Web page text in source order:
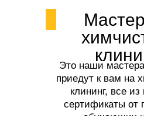
Это наши
приедут к вам на
клининг, все
сертификаты от
обучающих